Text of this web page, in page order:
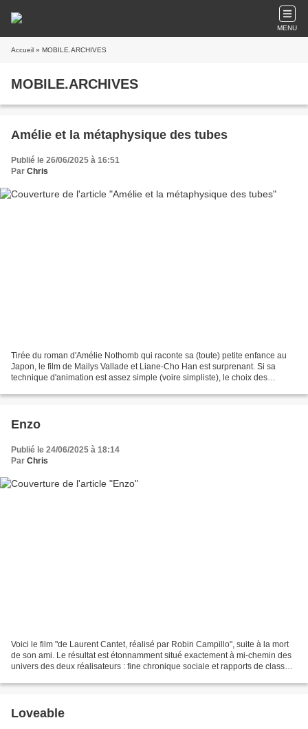
MENU
Accueil » MOBILE.ARCHIVES
MOBILE.ARCHIVES
Amélie et la métaphysique des tubes
Publié le 26/06/2025 à 16:51
Par Chris
Tirée du roman d'Amélie Nothomb qui raconte sa (toute) petite enfance au
Japon, le film de Mailys Vallade et Liane-Cho Han est surprenant. Si sa
technique d'animation est assez simple (voire simpliste), le choix des
Enzo
Publié le 24/06/2025 à 18:14
Par Chris
Voici le film "de Laurent Cantet, réalisé par Robin Campillo", suite à la mort
de son ami. Le résultat est étonnamment situé exactement à mi-chemin des
univers des deux réalisateurs : fine chronique sociale et rapports de classe
Loveable